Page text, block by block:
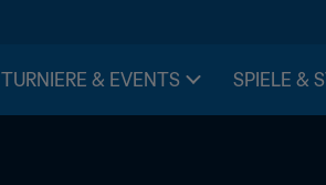
TURNIERE & EVENTS SPIELE &